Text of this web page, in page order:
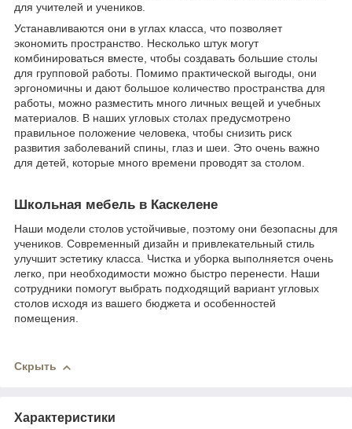
для учителей и учеников.
Устанавливаются они в углах класса, что позволяет
экономить пространство. Несколько штук могут
комбинироваться вместе, чтобы создавать большие столы
для групповой работы. Помимо практической выгоды, они
эргономичны и дают большое количество пространства для
работы, можно разместить много личных вещей и учебных
материалов. В наших угловых столах предусмотрено
правильное положение человека, чтобы снизить риск
развития заболеваний спины, глаз и шеи. Это очень важно
для детей, которые много времени проводят за столом.
Школьная мебель в Каскелене
Наши модели столов устойчивые, поэтому они безопасны для
учеников. Современный дизайн и привлекательный стиль
улучшит эстетику класса. Чистка и уборка выполняется очень
легко, при необходимости можно быстро перенести. Наши
сотрудники помогут выбрать подходящий вариант угловых
столов исходя из вашего бюджета и особенностей
помещения.
Скрыть
Характеристики